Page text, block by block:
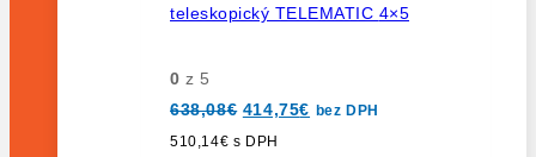
teleskopický TELEMATIC 4×5
0 z 5
638,08€ Pôvodná
cena
bola:
414,75€ Aktuálna
cena
bez DPH
510,14€ s DPH